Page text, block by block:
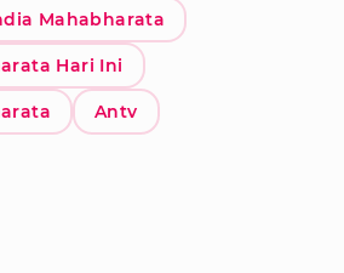
Mahabharata
Hari Ini
Antv